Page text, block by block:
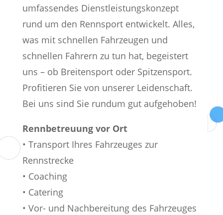
umfassendes Dienstleistungskonzept
rund um den Rennsport entwickelt. Alles,
was mit schnellen Fahrzeugen und
schnellen Fahrern zu tun hat, begeistert
uns – ob Breitensport oder Spitzensport.
Profitieren Sie von unserer Leidenschaft.
Bei uns sind Sie rundum gut aufgehoben!
Rennbetreuung vor Ort
• Transport Ihres Fahrzeuges zur
Rennstrecke
• Coaching
• Catering
• Vor- und Nachbereitung des Fahrzeuges